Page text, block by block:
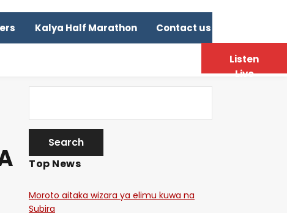
Kalya Half Marathon Contact us
Top News
Moroto aitaka wizara ya elimu kuwa na
Subira
Listen
Live